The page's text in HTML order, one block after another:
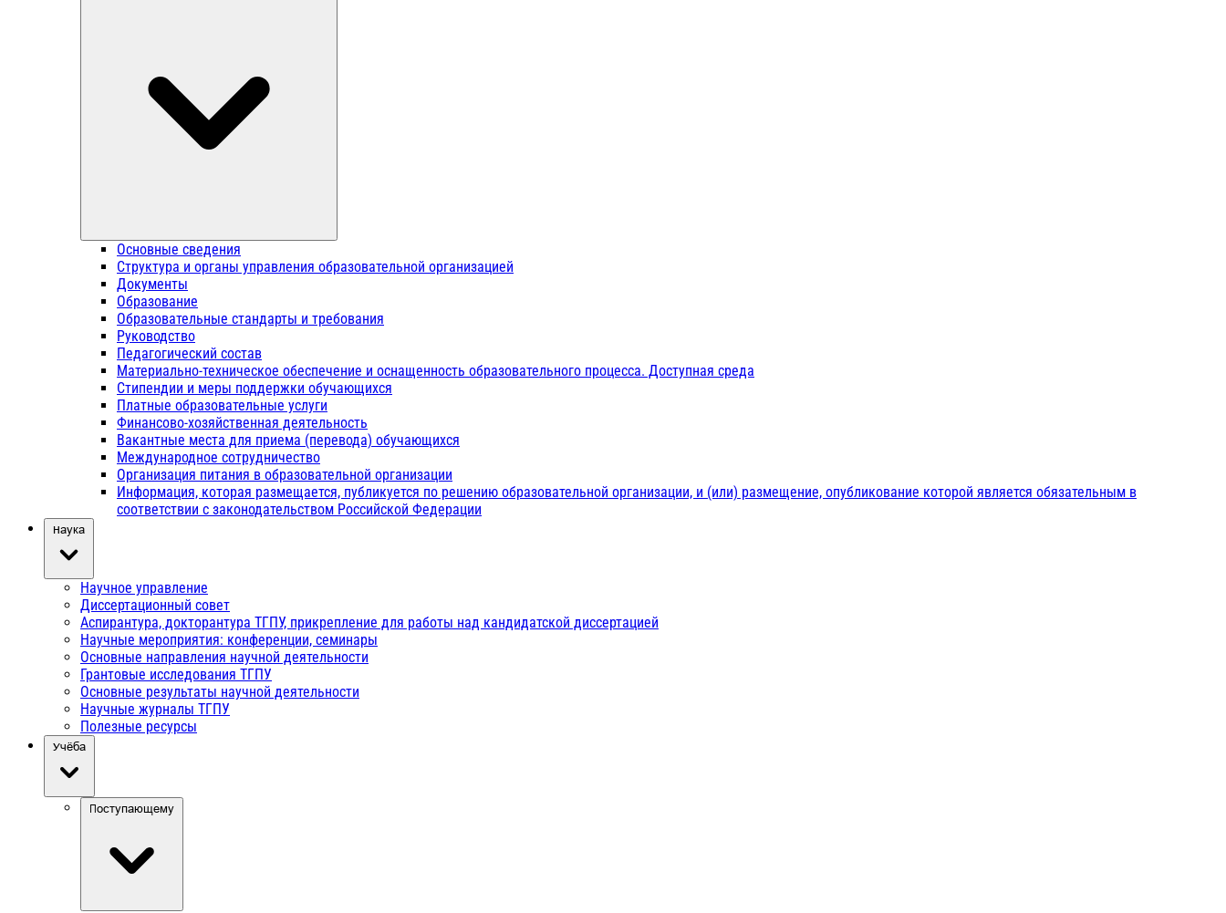
Основные сведения
Структура и органы управления образовательной организацией
Документы
Образование
Образовательные стандарты и требования
Руководство
Педагогический состав
Материально-техническое обеспечение и оснащенность образовательного процесса. Доступная среда
Стипендии и меры поддержки обучающихся
Платные образовательные услуги
Финансово-хозяйственная деятельность
Вакантные места для приема (перевода) обучающихся
Международное сотрудничество
Организация питания в образовательной организации
Информация, которая размещается, публикуется по решению образовательной организации, и (или) размещение, опубликование которой является обязательным в
соответствии с законодательством Российской Федерации
Наука
Научное управление
Диссертационный совет
Аспирантура, докторантура ТГПУ, прикрепление для работы над кандидатской диссертацией
Научные мероприятия: конференции, семинары
Основные направления научной деятельности
Грантовые исследования ТГПУ
Основные результаты научной деятельности
Научные журналы ТГПУ
Полезные ресурсы
Учёба
Поступающему